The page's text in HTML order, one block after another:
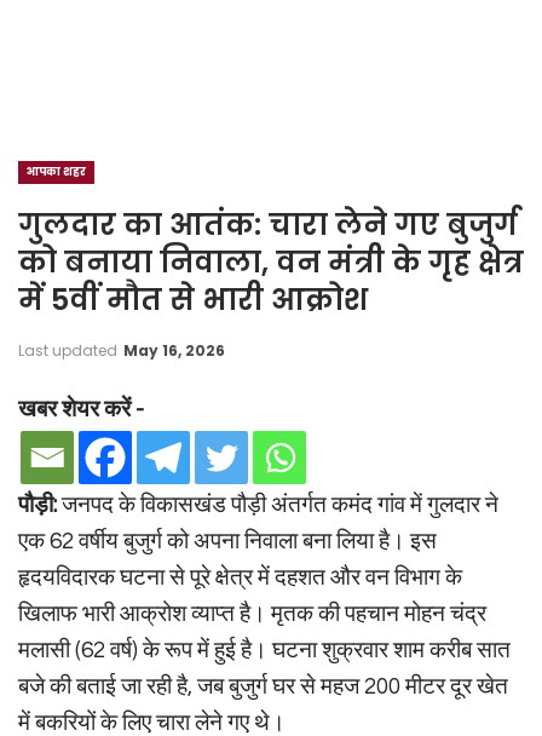
आपका शहर
गुलदार का आतंक: चारा लेने गए बुजुर्ग
को बनाया निवाला, वन मंत्री के गृह क्षेत्र
में 5वीं मौत से भारी आक्रोश
Last updated May 16, 2026
खबर शेयर करें -
पौड़ी:जनपद के विकासखंड पौड़ी अंतर्गत कमंद गांव में गुलदार ने
एक 62 वर्षीय बुजुर्ग को अपना निवाला बना लिया है। इस
हृदयविदारक घटना से पूरे क्षेत्र में दहशत और वन विभाग के
खिलाफ भारी आक्रोश व्याप्त है। मृतक की पहचान मोहन चंद्र
मलासी (62 वर्ष) के रूप में हुई है। घटना शुक्रवार शाम करीब सात
बजे की बताई जा रही है, जब बुजुर्ग घर से महज 200 मीटर दूर खेत
में बकरियों के लिए चारा लेने गए थे।